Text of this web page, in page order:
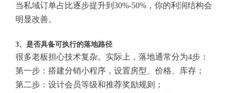
当私域订单占比逐步提升到30%-50%，你的利润结构会
明显改善。
3、是否具备可执行的落地路径
很多老板担心技术复杂。实际上，落地通常分为4步：
第一步：搭建分销小程序，设置房型、价格、库存；
第二步：设计会员等级和推荐奖励规则；